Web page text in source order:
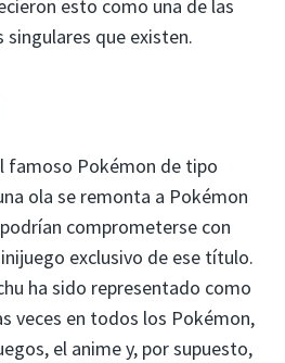
esto como una de las
singulares que existen.
famoso Pokémon de tipo
ola se remonta a Pokémon
comprometerse con
exclusivo de ese título.
ha sido representado como
veces en todos los Pokémon,
el anime y, por supuesto,